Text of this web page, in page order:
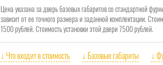
Цена указана за дверь базовых габаритов со стандартной
зависит от ее точного размера и заданной комплектации.
1500 рублей. Стоимость установки этой двери 7500 рублей.
↓ Что входит в стоимость ↓ Базовые габариты ↓